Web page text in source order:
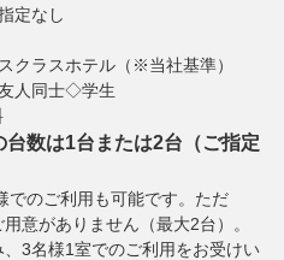
定なし
クラスホテル（※当社基準）
人同士◇学生
数は1台または2台（ご指定
でのご利用も可能です。ただ
意がありません（最大2台）。
3名様1室でのご利用をお受けい